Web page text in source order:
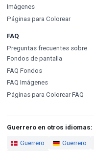
Imágenes
Páginas para Colorear
FAQ
Preguntas frecuentes sobre
Fondos de pantalla
FAQ Fondos
FAQ Imágenes
Páginas para Colorear FAQ
Guerrero en otros idiomas:
Guerrero Guerrero